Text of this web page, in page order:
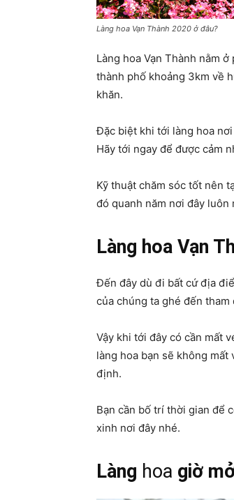
Làng hoa Vạn Thành 2020 ở đâu?
Làng hoa Vạn Thành nằm
thành phố khoảng 3km về
khăn.
Đặc biệt khi tới làng hoa
Hãy tới ngay để được cảm
Kỹ thuật chăm sóc tốt nên
đó quanh năm nơi đây luôn
Làng hoa Vạn
Đến đây dù đi bất cứ địa
của chúng ta ghé đến
Vậy khi tới đây có cần mất
làng hoa bạn sẽ không
định.
Bạn cần bố trí thời gian để
xinh nơi đây nhé.
Làng hoa giờ